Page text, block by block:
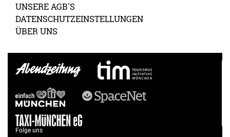
UNSERE AGB'S
DATENSCHUTZEINSTELLUNGEN
ÜBER UNS
Folge uns